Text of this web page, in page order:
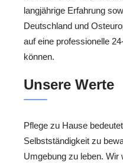
langjährige Erfahrung
Deutschland und
auf eine professionelle
können.
Unsere Werte
Pflege zu Hause
Selbstständigkeit zu
Umgebung zu leben. Wir